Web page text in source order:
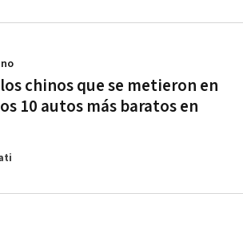
chinos que se metieron en
10 autos más baratos en